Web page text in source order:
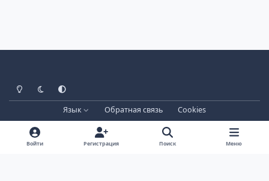
Светлый режим
Тёмный режим
Системные настройки
Язык Обратная связь
Cookies
Лицензия зарегистрирована на IPBSkins.ru
Powered by
Invision Community
Войти Регистрация Поиск Меню